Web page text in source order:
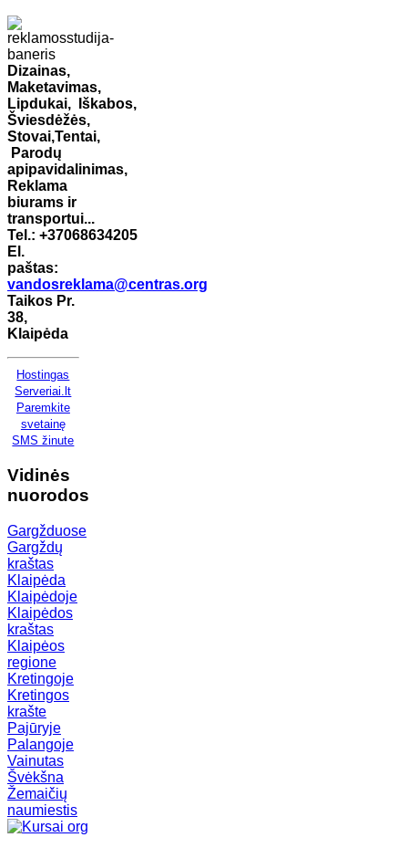
Dizainas,
Maketavimas,
Lipdukai,
Iškabos,
Šviesdėžės,
Stovai,Tentai,
Parodų
apipavidalinimas,
Reklama
biurams ir
transportui...
Tel.: +37068634205
El.
paštas:
vandosreklama@centras.org
Taikos Pr.
38,
Klaipėda
Hostingas
Serveriai.lt
Paremkite
svetainę
SMS žinute
Vidinės
nuorodos
Gargžduose
Gargždų
kraštas
Klaipėda
Klaipėdoje
Klaipėdos
kraštas
Klaipėos
regione
Kretingoje
Kretingos
krašte
Pajūryje
Palangoje
Vainutas
Švėkšna
Žemaičių
naumiestis